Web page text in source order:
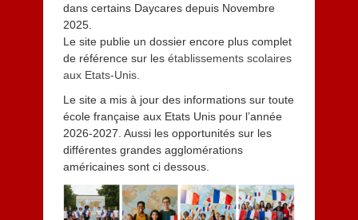
dans certains Daycares depuis Novembre
2025.
Le site publie un dossier encore plus complet
de référence sur les établissements scolaires
aux Etats-Unis.
Le site a mis à jour des informations sur toute
école française aux Etats Unis pour l’année
2026-2027. Aussi les opportunités sur les
différentes grandes agglomérations
américaines sont ci dessous.